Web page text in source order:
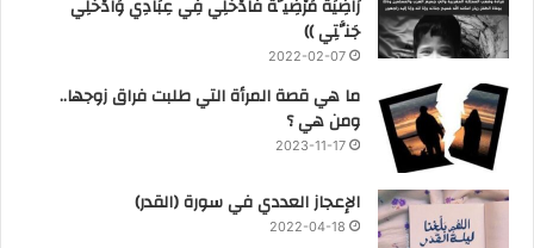
رَاضِيَةً مَرْضِيَّةً فَادْخُلِي فِي عِبَادِي وَادْخُلِي
جَنَّتِي ))
2022-02-07
ما هي قصة المرأة التي طلبت فراق زوجها..
ومن هي ؟
2023-11-17
‏الإعجاز العددي في سورة (القدر)
2022-04-18